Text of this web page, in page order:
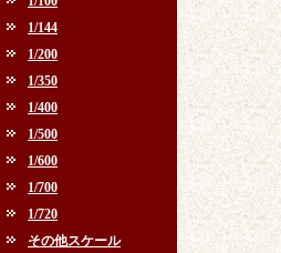
1/144
1/200
1/350
1/400
1/500
1/600
1/700
1/720
その他スケール